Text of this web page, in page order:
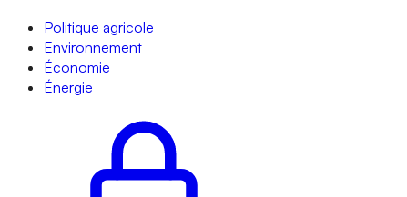
Politique agricole
Environnement
Économie
Énergie